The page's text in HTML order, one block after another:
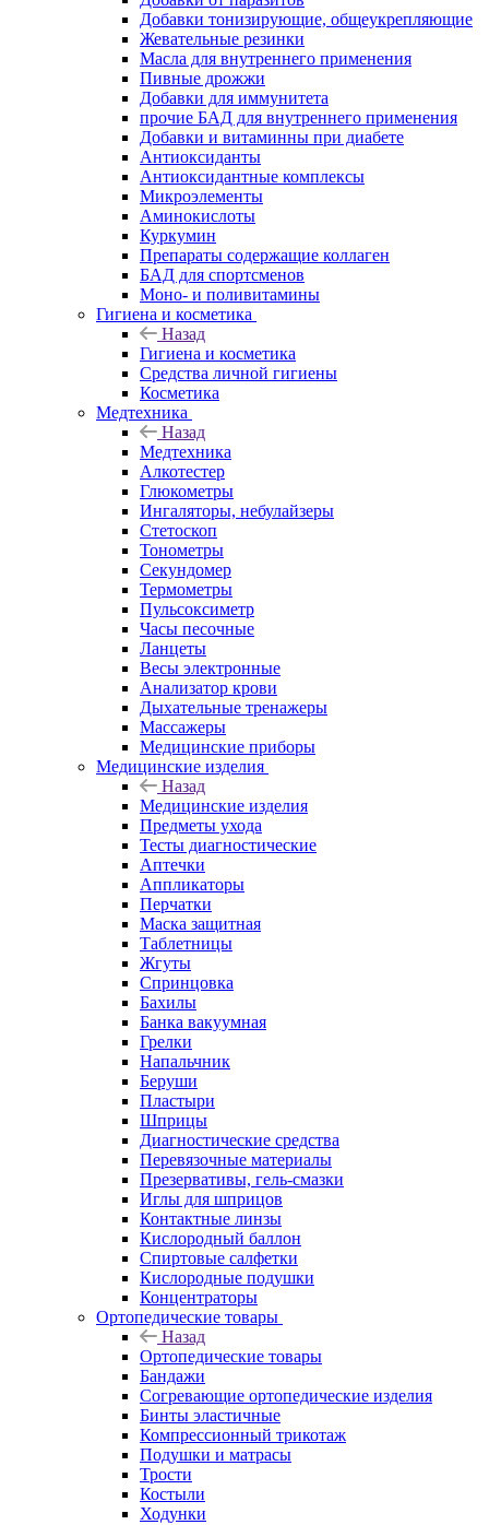
Добавки тонизирующие, общеукрепляющие
Жевательные резинки
Масла для внутреннего применения
Пивные дрожжи
Добавки для иммунитета
прочие БАД для внутреннего применения
Добавки и витаминны при диабете
Антиоксиданты
Антиоксидантные комплексы
Микроэлементы
Аминокислоты
Куркумин
Препараты содержащие коллаген
БАД для спортсменов
Моно- и поливитамины
Гигиена и косметика
Назад
Гигиена и косметика
Средства личной гигиены
Косметика
Медтехника
Назад
Медтехника
Алкотестер
Глюкометры
Ингаляторы, небулайзеры
Стетоскоп
Тонометры
Секундомер
Термометры
Пульсоксиметр
Часы песочные
Ланцеты
Весы электронные
Анализатор крови
Дыхательные тренажеры
Массажеры
Медицинские приборы
Медицинские изделия
Назад
Медицинские изделия
Предметы ухода
Тесты диагностические
Аптечки
Аппликаторы
Перчатки
Маска защитная
Таблетницы
Жгуты
Спринцовка
Бахилы
Банка вакуумная
Грелки
Напальчник
Беруши
Пластыри
Шприцы
Диагностические средства
Перевязочные материалы
Презервативы, гель-смазки
Иглы для шприцов
Контактные линзы
Кислородный баллон
Спиртовые салфетки
Кислородные подушки
Концентраторы
Ортопедические товары
Назад
Ортопедические товары
Бандажи
Согревающие ортопедические изделия
Бинты эластичные
Компрессионный трикотаж
Подушки и матрасы
Трости
Костыли
Ходунки